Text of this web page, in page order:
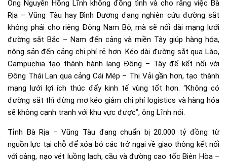
Ông Nguyễn Hồng Lĩnh không đồng tình và cho rằng việc Bà
Rịa – Vũng Tàu hay Bình Dương đang nghiên cứu đường sắt
không phải cho riêng Đông Nam Bộ, mà sẽ nối dài mạng lưới
đường sắt Bắc – Nam đến cảng và miền Tây giúp hàng hóa,
nông sản đến cảng chi phí rẻ hơn. Kéo dài đường sắt qua Lào,
Campuchia tạo thành hành lang Đông – Tây để kết nối với
Đông Thái Lan qua cảng Cái Mép – Thị Vải gần hơn, tạo thành
mạng lưới lợi ích thúc đẩy kinh tế vùng tốt hơn. “Không có
đường sắt thì đừng mơ kéo giảm chi phí logistics và hàng hóa
sẽ không cạnh tranh với khu vực được”, ông Lĩnh nói.
Tỉnh Bà Rịa – Vũng Tàu đang chuẩn bị 20.000 tỷ đồng từ
nguồn lực tại chỗ để xóa bỏ các trở ngại về giao thông kết nối
với cảng, nạo vét luồng lạch, cầu và đường cao tốc Biên Hòa –